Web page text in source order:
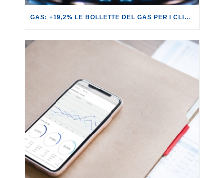
GAS: +19,2% LE BOLLETTE DEL GAS PER I CLIENTI IN SERVIZIO DI VULNERABILITÀ.